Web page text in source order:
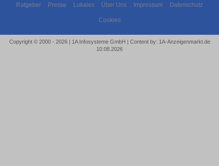
Ratgeber Presse Lokales Über Uns Impressum Datenschutz
Cookies
Copyright © 2000 - 2026 | 1A Infosysteme GmbH | Content by: 1A-Anzeigenmarkt.de
10.08.2026